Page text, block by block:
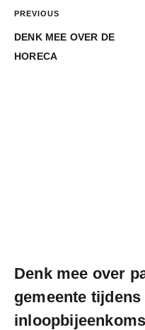
PREVIOUS
DENK MEE OVER DE
HORECA
Denk mee over
gemeente tijdens